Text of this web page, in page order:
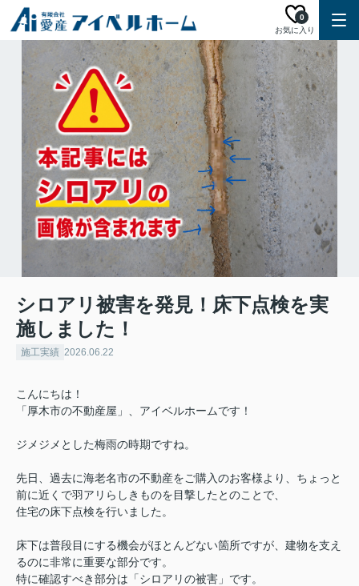
お気に入り
0
シロアリ被害を発見！床下点検を実
施しました！
施工実績 2026.06.22
こんにちは！
「厚木市の不動産屋」、アイベルホームです！
ジメジメとした梅雨の時期ですね。
先日、過去に海老名市の不動産をご購入のお客様より、ちょっと
前に近くで羽アリらしきものを目撃したとのことで、
住宅の床下点検を行いました。
床下は普段目にする機会がほとんどない箇所ですが、建物を支え
るのに非常に重要な部分です。
特に確認すべき部分は「シロアリの被害」です。